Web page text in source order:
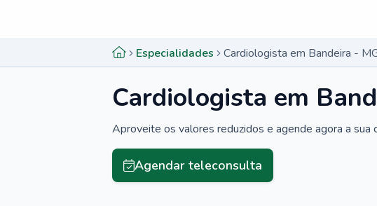
Especialidades Cardiologista em Bandeira -
Cardiologista em
Aproveite os valores reduzidos e agende agora a sua
Agendar teleconsulta